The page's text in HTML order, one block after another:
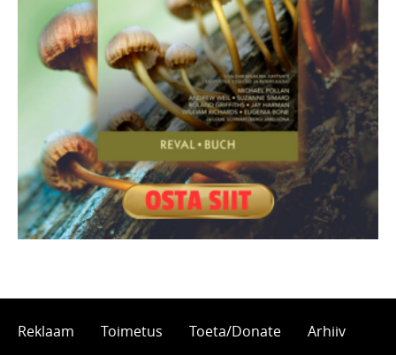
Reklaam Toimetus Toeta/Donate
Arhiiv